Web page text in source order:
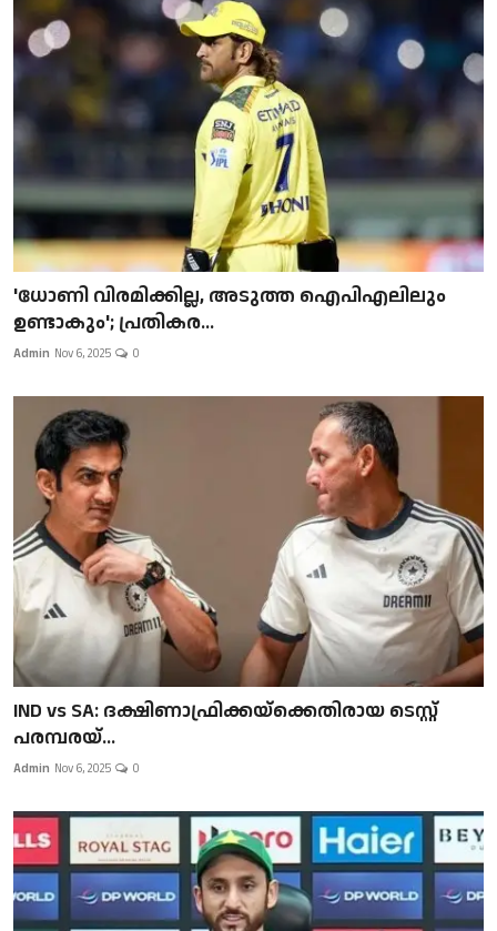
'ധോണി വിരമിക്കില്ല, അടുത്ത ഐപിഎലിലും
ഉണ്ടാകും'; പ്രതികര...
Admin Nov 6, 2025 0
IND vs SA: ദക്ഷിണാഫ്രിക്കയ്‌ക്കെതിരായ ടെസ്റ്റ്
പരമ്പരയ്...
Admin Nov 6, 2025 0